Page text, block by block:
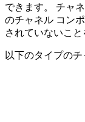
できます。 チャ
のチャネル コン
されていないこと
以下のタイプのチ